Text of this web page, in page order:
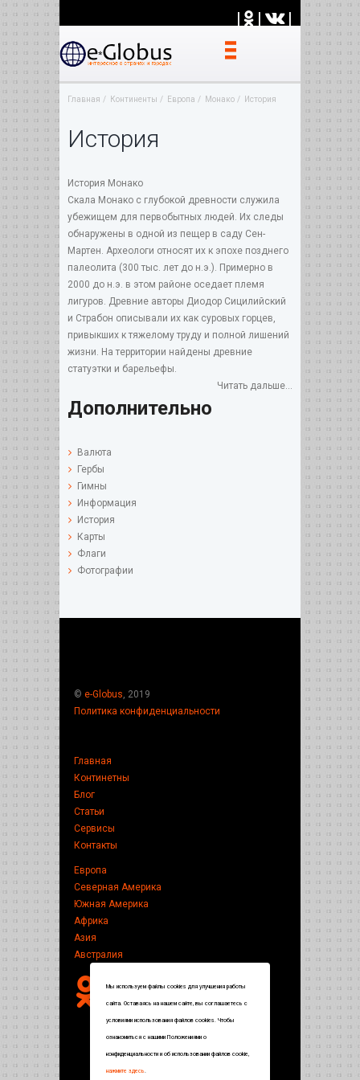
| | |
Главная Континенты Европа Монако История
История
История Монако
Скала Монако с глубокой древности служила
убежищем для первобытных людей. Их следы
обнаружены в одной из пещер в саду Сен-
Мартен. Археологи относят их к эпохе позднего
палеолита (300 тыс. лет до н.э.). Примерно в
2000 до н.э. в этом районе оседает племя
лигуров. Древние авторы Диодор Сицилийский
и Страбон описывали их как суровых горцев,
привыкших к тяжелому труду и полной лишений
жизни. На территории найдены древние
статуэтки и барельефы.
Читать дальше...
Дополнительно
Валюта
Гербы
Гимны
Информация
История
Карты
Флаги
Фотографии
© e-Globus , 2019
Политика конфиденциальности
Главная
Континетны
Блог
Статьи
Сервисы
Контакты
Европа
Северная Америка
Южная Америка
Африка
Азия
Австралия
Мы используем файлы cookies для улучшения работы
сайта. Оставаясь на нашем сайте, вы соглашаетесь с
условиями использования файлов cookies. Чтобы
ознакомиться с нашими Положениями о
конфиденциальности и об использовании файлов cookie,
нажмите здесь.